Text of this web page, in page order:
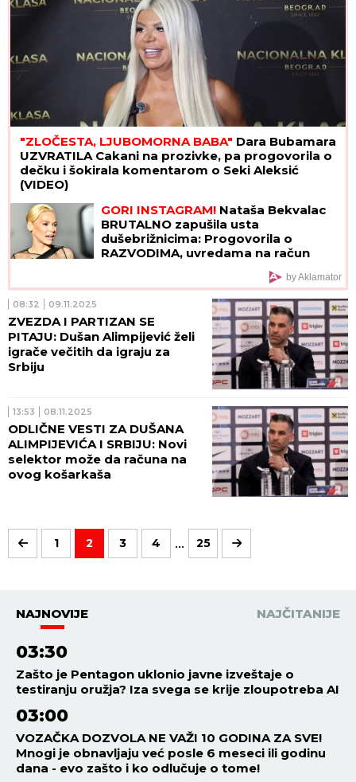
"ZLOČESTA, LJUBOMORNA BABA" Dara Bubamara
UZVRATILA Cakani na prozivke, pa progovorila o
dečku i šokirala komentarom o Seki Aleksić
(VIDEO)
GORI INSTAGRAM! Nataša Bekvalac
BRUTALNO zapušila usta
dušebrižnicima: Progovorila o
RAZVODIMA, uvredama na račun
by Aklamator
08:32 09.11.2025
ZVEZDA I PARTIZAN SE
PITAJU: Dušan Alimpijević želi
igrače večitih da igraju za
Srbiju
13:53 08.11.2025
ODLIČNE VESTI ZA DUŠANA
ALIMPIJEVIĆA I SRBIJU: Novi
selektor može da računa na
ovog košarkaša
1 2 3 4 ... 25
NAJNOVIJE NAJČITANIJE
03:30
Zašto je Pentagon uklonio javne izveštaje o
testiranju oružja? Iza svega se krije zloupotreba AI
03:00
VOZAČKA DOZVOLA NE VAŽI 10 GODINA ZA SVE!
Mnogi je obnavljaju već posle 6 meseci ili godinu
dana - evo zašto i ko odlučuje o tome!